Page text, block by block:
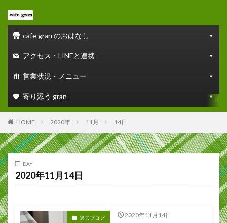
cafe gran のおはなし
アクセス・LINEと連携
営業状況・メニュー
寄り添う gran
HOME 2020年 11月 14日
DAY
2020年11月14日
過去ブログ 2020年11月14日